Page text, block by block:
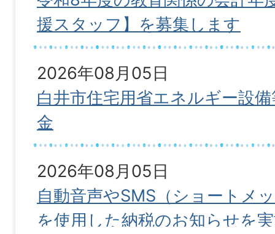
援スタッフ】を募集します
2026年08月05日
白井市住宅用省エネルギー設
金
2026年08月05日
自動音声やSMS（ショートメ
を使用した納税のお知らせを